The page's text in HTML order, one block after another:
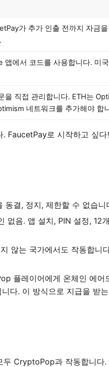
가 추가 인출 전까지 자금
앱에서 코드를 사용합니다. 미
을 직접 관리합니다. ETH는
네트워크를 추가해야 합
. FaucetPay로 시작하고 싶다
동결, 정지, 제한할 수 없습니
없음. 앱 설치, PIN 설정, 12
않는 국가에서도 작동합니
플레이어에게 온체인 에어
다. 이 방식으로 지급을 받
CryptoPop과 작동합니다.